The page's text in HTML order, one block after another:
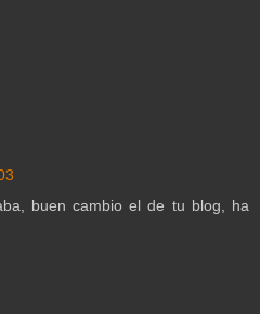
buen cambio el de tu blog, ha